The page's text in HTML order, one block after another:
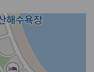
단하기 어렵습니다. 보험 포
수료를 함께 확인해야 실제